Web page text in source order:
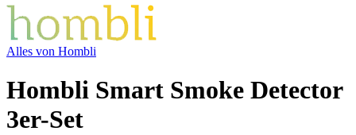
Alles von Hombli
Hombli Smart Smoke Detector
3er-Set